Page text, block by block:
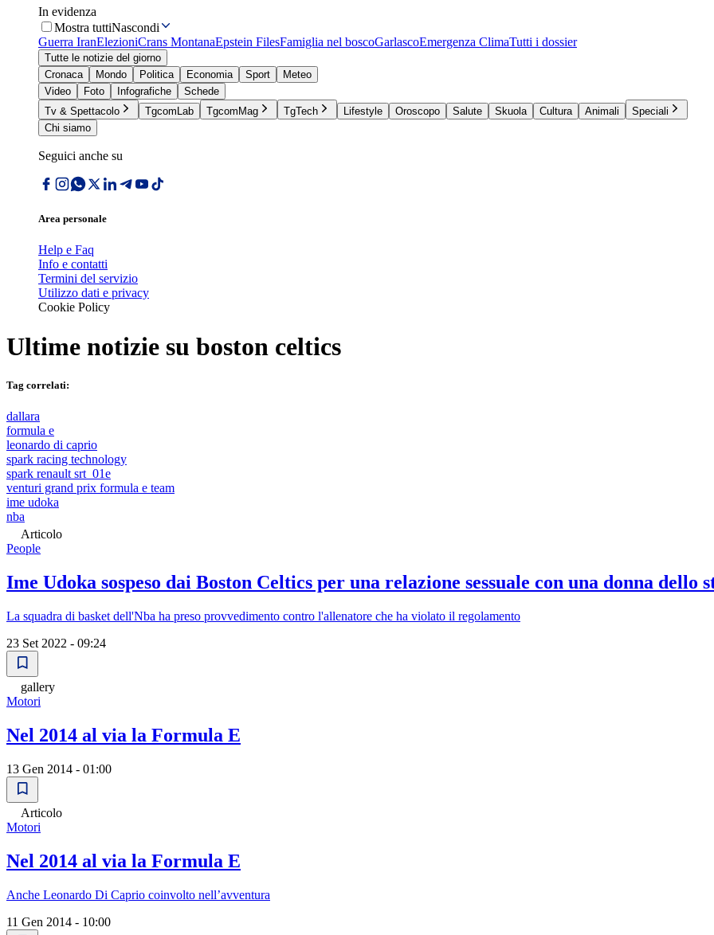
In evidenza
Mostra tuttiNascondi
Guerra IranElezioniCrans MontanaEpstein FilesFamiglia nel boscoGarlascoEmergenza ClimaTutti i dossier
Tutte le notizie del giorno
Cronaca
Mondo Politica Economia Sport
Meteo
Video
Foto Infografiche
Schede
Tv & Spettacolo
TgcomLab TgcomMag TgTech Lifestyle Oroscopo Salute Skuola Cultura Animali
Speciali
Chi siamo
Seguici anche su
Area personale
Help e Faq
Info e contatti
Termini del servizio
Utilizzo dati e privacy
Cookie Policy
Ultime notizie su boston celtics
Tag correlati:
dallara
formula e
leonardo di caprio
spark racing technology
spark renault srt_01e
venturi grand prix formula e team
ime udoka
nba
Articolo
People
Ime Udoka sospeso dai Boston Celtics per una relazione sessuale con una donna dello
La squadra di basket dell'Nba ha preso provvedimento contro l'allenatore che ha violato il regolamento
23 Set 2022 - 09:24
gallery
Motori
Nel 2014 al via la Formula E
13 Gen 2014 - 01:00
Articolo
Motori
Nel 2014 al via la Formula E
Anche Leonardo Di Caprio coinvolto nell’avventura
11 Gen 2014 - 10:00